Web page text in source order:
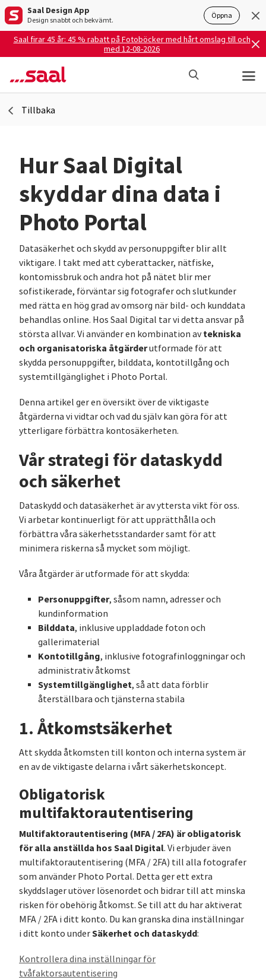
Saal Design App
Design snabbt och bekvämt. Öppna
Saal firar 45 år: 45 % rabatt på Fotoböcker med hårt omslag till och
med 12-08-2026
Tillbaka
Hur Saal Digital
skyddar dina data i
Photo Portal
Datasäkerhet och skydd av personuppgifter blir allt
viktigare. I takt med att cyberattacker, nätfiske,
kontomissbruk och andra hot på nätet blir mer
sofistikerade, förväntar sig fotografer och slutkunder
med rätta en hög grad av omsorg när bild- och kunddata
behandlas online. Hos Saal Digital tar vi detta ansvar på
största allvar. Vi använder en kombination avtekniska
och organisatoriska åtgärderutformade för att
skydda personuppgifter, bilddata, kontotillgång och
systemtillgänglighet i Photo Portal.
Denna artikel ger en översikt över de viktigaste
åtgärderna vi vidtar och vad du själv kan göra för att
ytterligare förbättra kontosäkerheten.
Vår strategi för dataskydd
och säkerhet
Dataskydd och datasäkerhet är av yttersta vikt för oss.
Vi arbetar kontinuerligt för att upprätthålla och
förbättra våra säkerhetsstandarder samt för att
minimera riskerna så mycket som möjligt.
Våra åtgärder är utformade för att skydda:
Personuppgifter, såsom namn, adresser och
kundinformation
Bilddata, inklusive uppladdade foton och
gallerimaterial
Kontotillgång, inklusive fotografinloggningar och
administrativ åtkomst
Systemtillgänglighet, så att data förblir
återställbara och tjänsterna stabila
1. Åtkomstsäkerhet
Att skydda åtkomsten till konton och interna system är
en av de viktigaste delarna i vårt säkerhetskoncept.
Obligatorisk
multifaktorautentisering
Multifaktorautentisering (MFA / 2FA) är obligatorisk
för alla anställda hos Saal Digital. Vi erbjuder även
multifaktorautentisering (MFA / 2FA) till alla fotografer
som använder Photo Portal. Detta ger ett extra
skyddslager utöver lösenordet och bidrar till att minska
risken för obehörig åtkomst. Se till att du har aktiverat
MFA / 2FA i ditt konto. Du kan granska dina inställningar
i ditt konto underSäkerhet och dataskydd:
Kontrollera dina inställningar för
tvåfaktorsautentisering